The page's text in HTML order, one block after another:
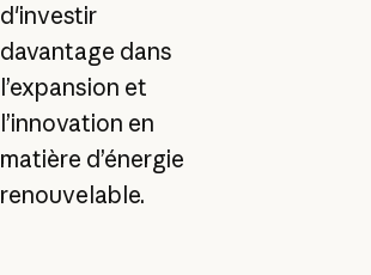
d'investir
davantage dans
l’expansion et
l’innovation en
matière d’énergie
renouvelable.